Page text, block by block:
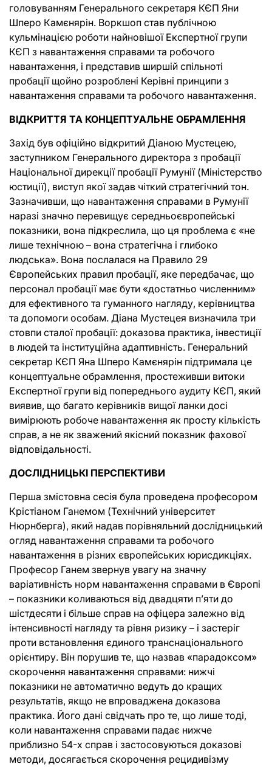
головуванням Генерального секретаря КЄП Яни
Шперо Камєнярін. Воркшоп став публічною
кульмінацією роботи найновішої Експертної групи
КЄП з навантаження справами та робочого
навантаження, і представив ширшій спільноті
пробації щойно розроблені Керівні принципи з
навантаження справами та робочого навантаження.
ВІДКРИТТЯ ТА КОНЦЕПТУАЛЬНЕ ОБРАМЛЕННЯ
Захід був офіційно відкритий Діаною Мустецею,
заступником Генерального директора з пробації
Національної дирекції пробації Румунії (Міністерство
юстиції), виступ якої задав чіткий стратегічний тон.
Зазначивши, що навантаження справами в Румунії
наразі значно перевищує середньоєвропейські
показники, вона підкреслила, що ця проблема є «не
лише технічною – вона стратегічна і глибоко
людська». Вона послалася на Правило 29
Європейських правил пробації, яке передбачає, що
персонал пробації має бути «достатньо численним»
для ефективного та гуманного нагляду, керівництва
та допомоги особам. Діана Мустецея визначила три
стовпи сталої пробації: доказова практика, інвестиції
в людей та інституційна адаптивність. Генеральний
секретар КЄП Яна Шперо Камєнярін підтримала це
концептуальне обрамлення, простеживши витоки
Експертної групи від попереднього аудиту КЄП, який
виявив, що багато керівників вищої ланки досі
вимірюють робоче навантаження як просту кількість
справ, а не як зважений якісний показник фахової
відповідальності.
ДОСЛІДНИЦЬКІ ПЕРСПЕКТИВИ
Перша змістовна сесія була проведена професором
Крістіаном Ганемом (Технічний університет
Нюрнберга), який надав порівняльний дослідницький
огляд навантаження справами та робочого
навантаження в різних європейських юрисдикціях.
Професор Ганем звернув увагу на значну
варіативність норм навантаження справами в Європі
– показники коливаються від двадцяти п’яти до
шістдесяти і більше справ на офіцера залежно від
інтенсивності нагляду та рівня ризику – і застеріг
проти встановлення єдиного транснаціонального
орієнтиру. Він порушив те, що назвав «парадоксом»
скорочення навантаження справами: нижчі
показники не автоматично ведуть до кращих
результатів, якщо не впроваджена доказова
практика. Його дані свідчать про те, що лише тоді,
коли навантаження справами падає нижче
приблизно 54-х справ і застосовуються доказові
методи, досягається скорочення рецидивізму